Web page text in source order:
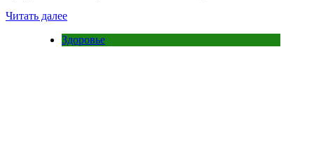
Читать далее
Здоровье